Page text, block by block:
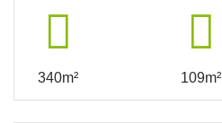
340m² 109m²